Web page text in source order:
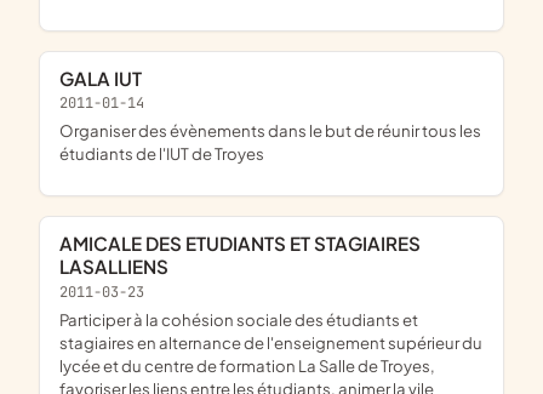
GALA IUT
2011-01-14
organiser des évènements dans le but de réunir tous les
étudiants de l'IUT de Troyes
AMICALE DES ETUDIANTS ET STAGIAIRES
LASALLIENS
2011-03-23
participer à la cohésion sociale des étudiants et
stagiaires en alternance de l'enseignement supérieur du
lycée et du centre de formation La Salle de Troyes,
favoriser les liens entre les étudiants, animer la vile